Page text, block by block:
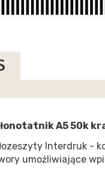
A5 50k
Interdruk -
umożliwiające